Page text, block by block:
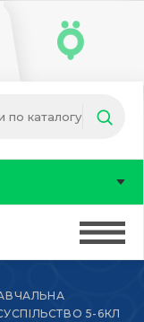
по каталогу
5-6КЛ